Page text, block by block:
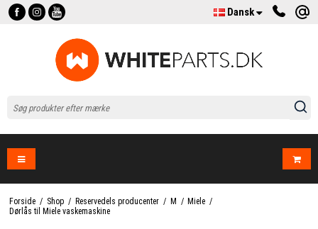
Dansk
Forside / Shop / Reservedels producenter / M / Miele /
Dørlås til Miele vaskemaskine